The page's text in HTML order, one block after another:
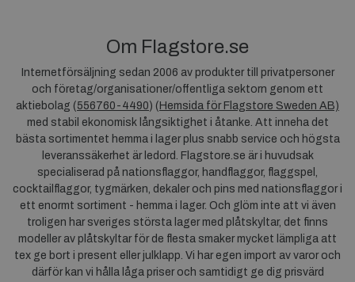
Om Flagstore.se
Internetförsäljning sedan 2006 av produkter till privatpersoner
och företag/organisationer/offentliga sektorn genom ett
aktiebolag (556760-4490) ( Hemsida för Flagstore Sweden AB)
med stabil ekonomisk långsiktighet i åtanke. Att inneha det
bästa sortimentet hemma i lager plus snabb service och högsta
leveranssäkerhet är ledord. Flagstore.se är i huvudsak
specialiserad på nationsflaggor, handflaggor, flaggspel,
cocktailflaggor, tygmärken, dekaler och pins med nationsflaggor i
ett enormt sortiment - hemma i lager. Och glöm inte att vi även
troligen har sveriges största lager med plåtskyltar, det finns
modeller av plåtskyltar för de flesta smaker mycket lämpliga att
tex ge bort i present eller julklapp. Vi har egen import av varor och
därför kan vi hålla låga priser och samtidigt ge dig prisvärd